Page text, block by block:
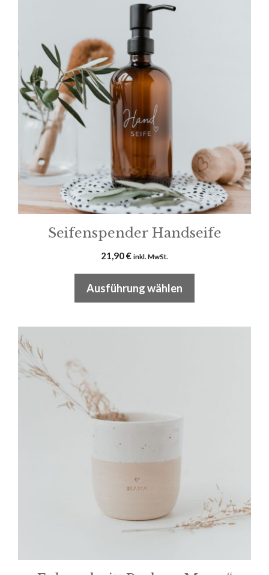
Seifenspender Handseife
21,90€ inkl. MwSt.
Ausführung wählen
Varianten
auf.
Die
Optionen
können
Produktseite
werden